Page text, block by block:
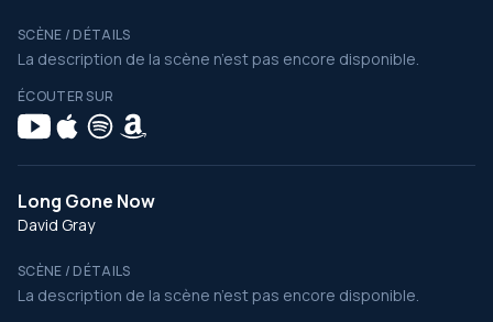
SCÈNE / DÉTAILS
La description de la scène n’est pas encore disponible.
ÉCOUTER SUR
Long Gone Now
David Gray
SCÈNE / DÉTAILS
La description de la scène n’est pas encore disponible.